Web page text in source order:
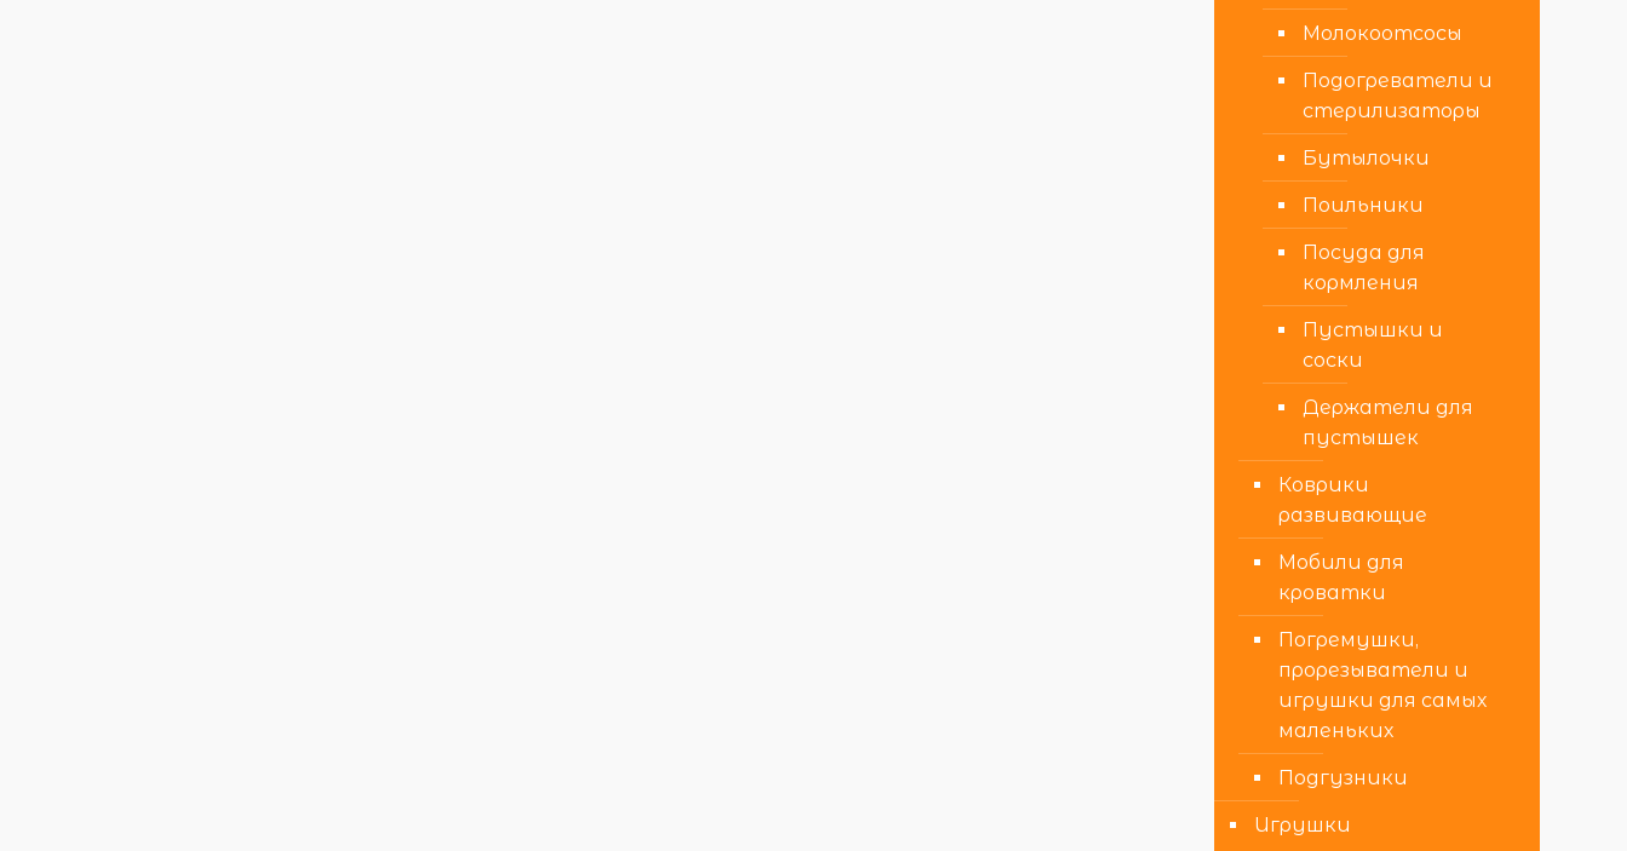
Молокоотсосы
Подогреватели и
стерилизаторы
Бутылочки
Поильники
Посуда для
кормления
Пустышки и
соски
Держатели для
пустышек
Коврики
развивающие
Мобили для
кроватки
Погремушки,
прорезыватели и
игрушки для самых
маленьких
Подгузники
Игрушки